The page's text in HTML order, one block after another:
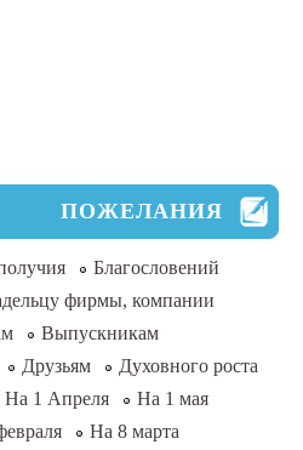
ПОЖЕЛАНИЯ
Благословений
фирмы, компании
Выпускникам
Друзьям
Духовного роста
На 1 Апреля
На 1 мая
На 8 марта